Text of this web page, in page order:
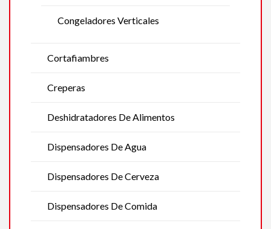
Congeladores Verticales
Cortafiambres
Creperas
Deshidratadores De Alimentos
Dispensadores De Agua
Dispensadores De Cerveza
Dispensadores De Comida